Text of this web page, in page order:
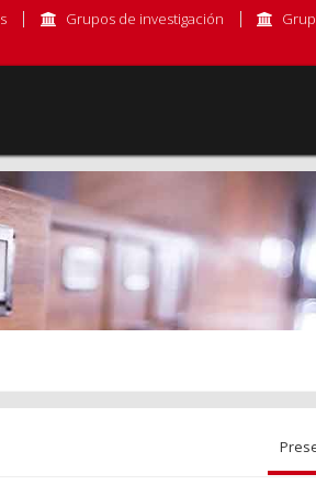
Grupos de investigación